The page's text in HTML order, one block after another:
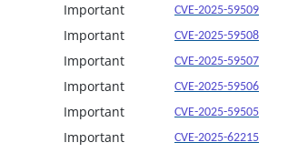
Important CVE-2025-59509
Important CVE-2025-59508
Important CVE-2025-59507
Important CVE-2025-59506
Important CVE-2025-59505
Important CVE-2025-62215